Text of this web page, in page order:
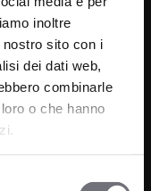
inoltre
sito con i
dei dati web,
combinarle
o che hanno